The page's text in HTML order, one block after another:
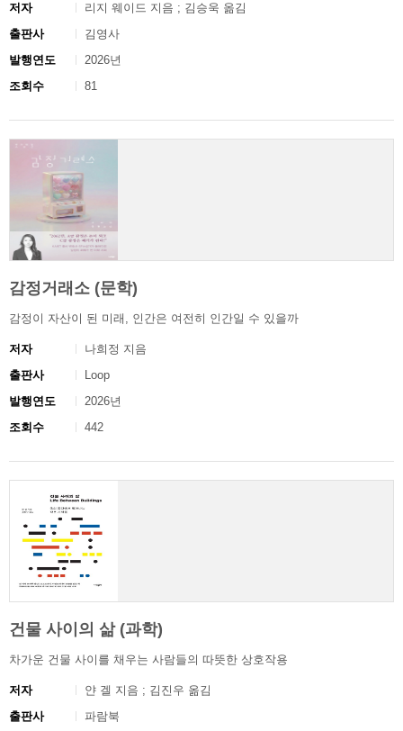
저자
리지 웨이드 지음 ; 김승욱 옮김
출판사
김영사
발행연도
2026년
조회수
81
감정거래소 (문학)
감정이 자산이 된 미래, 인간은 여전히 인간일 수 있을까
저자
나희정 지음
출판사
Loop
발행연도
2026년
조회수
442
건물 사이의 삶 (과학)
차가운 건물 사이를 채우는 사람들의 따뜻한 상호작용
저자
얀 겔 지음 ; 김진우 옮김
출판사
파람북